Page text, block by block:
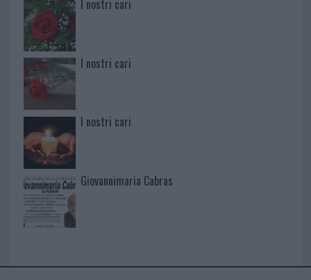
I nostri cari
I nostri cari
I nostri cari
Giovannimaria Cabras